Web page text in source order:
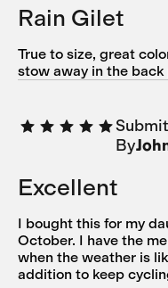
Rain Gilet
True to size, great
stow away in the
By
Excellent
I bought this for my
October. I have the
when the weather is
addition to keep